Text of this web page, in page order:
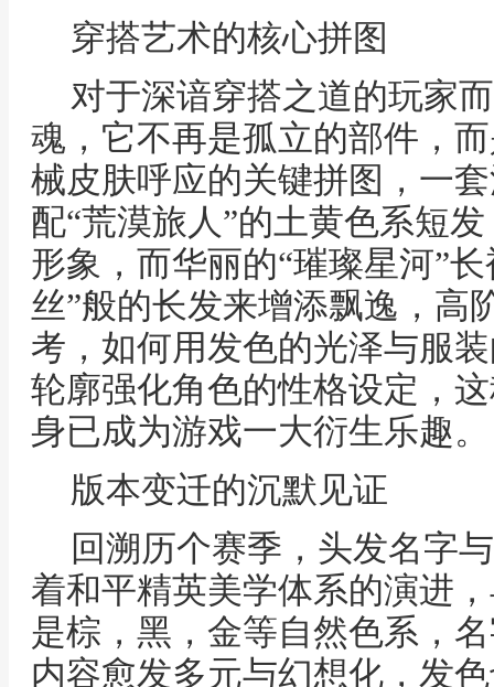
穿搭艺术的核心拼图
对于深谙穿搭之道的玩家
魂，它不再是孤立的部件，
械皮肤呼应的关键拼图，一
配“荒漠旅人”的土黄色系短
形象，而华丽的“璀璨星河”
丝”般的长发来增添飘逸，高
考，如何用发色的光泽与服
轮廓强化角色的性格设定，
身已成为游戏一大衍生乐趣。
版本变迁的沉默见证
回溯历个赛季，头发名字
着和平精英美学体系的演进
是棕，黑，金等自然色系，
内容愈发多元与幻想化，发